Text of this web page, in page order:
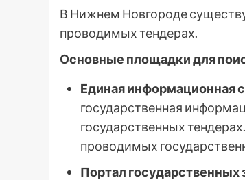
В Нижнем Новгороде
проводимых тендерах.
Основные площадки для
Единая информационная
государственная
государственных
проводимых
Портал